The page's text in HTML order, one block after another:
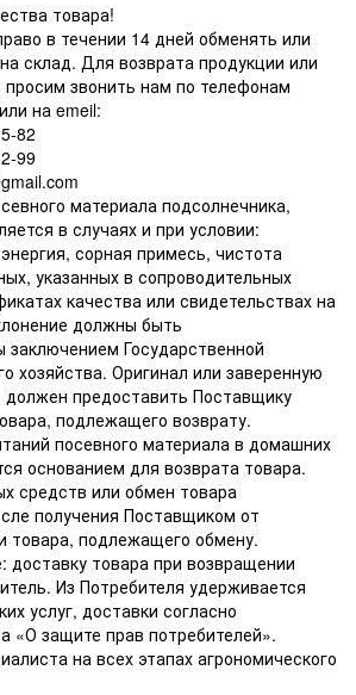
товара!
в течении 14 дней обменять или
склад. Для возврата продукции или
звонить нам по телефонам
на emeil:
82
99
материала подсолнечника,
в случаях и при условии:
сорная примесь, чистота
указанных в сопроводительных
качества или свидетельствах на
должны быть
заключением Государственной
хозяйства. Оригинал или заверенную
должен предоставить Поставщику
подлежащего возврату.
посевного материала в домашних
основанием для возврата товара.
средств или обмен товара
получения Поставщиком от
товара, подлежащего обмену.
доставку товара при возвращении
Из Потребителя удерживается
услуг, доставки согласно
«О защите прав потребителей».
на всех этапах агрономического